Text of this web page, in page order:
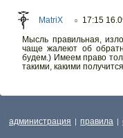
MatriX ○ 17:15
Мысль правильная,
чаще жалеют об
будем.) Имеем право
такими, какими
администрация | правила |